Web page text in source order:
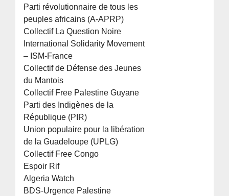
Parti révolutionnaire de tous les
peuples africains (A-APRP)
Collectif La Question Noire
International Solidarity Movement
– ISM-France
Collectif de Défense des Jeunes
du Mantois
Collectif Free Palestine Guyane
Parti des Indigènes de la
République (PIR)
Union populaire pour la libération
de la Guadeloupe (UPLG)
Collectif Free Congo
Espoir Rif
Algeria Watch
BDS-Urgence Palestine